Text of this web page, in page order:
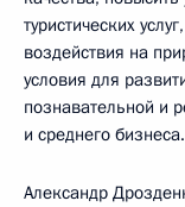
туристических
воздействия на
условия для
познавательной и
и среднего бизнеса.
Александр